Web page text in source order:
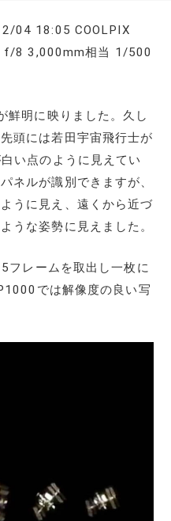
04 18:05 COOLPIX
f/8 3,000mm相当 1/500
鮮明に映りました。久し
頭には若田宇宙飛行士が
い点のように見えてい
ネルが識別できますが、
うに見え、遠くから近づ
うな姿勢に見えました。
フレームを取出し一枚に
では解像度の良い写